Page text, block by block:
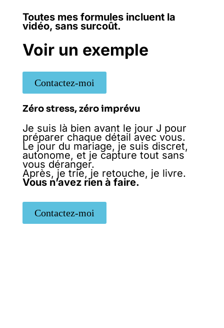
Toutes mes formules incluent la
vidéo, sans surcoût.
Voir un exemple
Contactez-moi
Zéro stress, zéro imprévu
Je suis là bien avant le jour J pour
préparer chaque détail avec vous.
Le jour du mariage, je suis discret,
autonome, et je capture tout sans
vous déranger.
Après, je trie, je retouche, je livre.
Vous n’avez rien à faire.
Contactez-moi